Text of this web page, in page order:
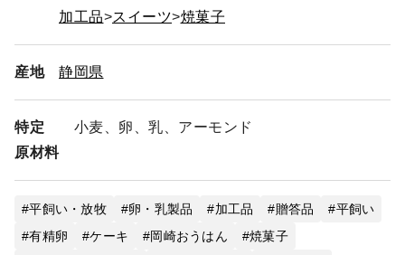
加工品
スイーツ 焼菓子
産地 静岡県
特定
原材料
小麦、卵、乳、アーモンド
平飼い・放牧 卵・乳製品 加工品 贈答品
平飼い
有精卵
ケーキ 岡崎おうはん
焼菓子